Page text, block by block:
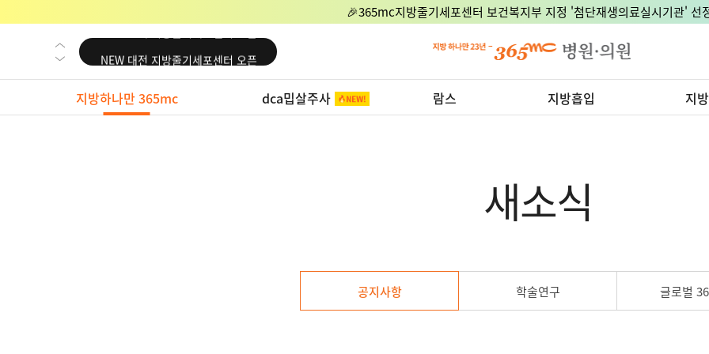
🎉365mc지방줄기세포센터 보건복지부 지정 '첨단재생의료실시기관' 선
NEW 교대 지방줄기세포센터 오픈
NEW 대전 지방줄기세포센터 오픈
NEW 노원 지방줄기세포센터 오픈
NEW 미국 LA점 오픈
지방하나만 365mc dca밉살주사 람스 지방흡입 지
새소식
공지사항 학술연구 글로벌